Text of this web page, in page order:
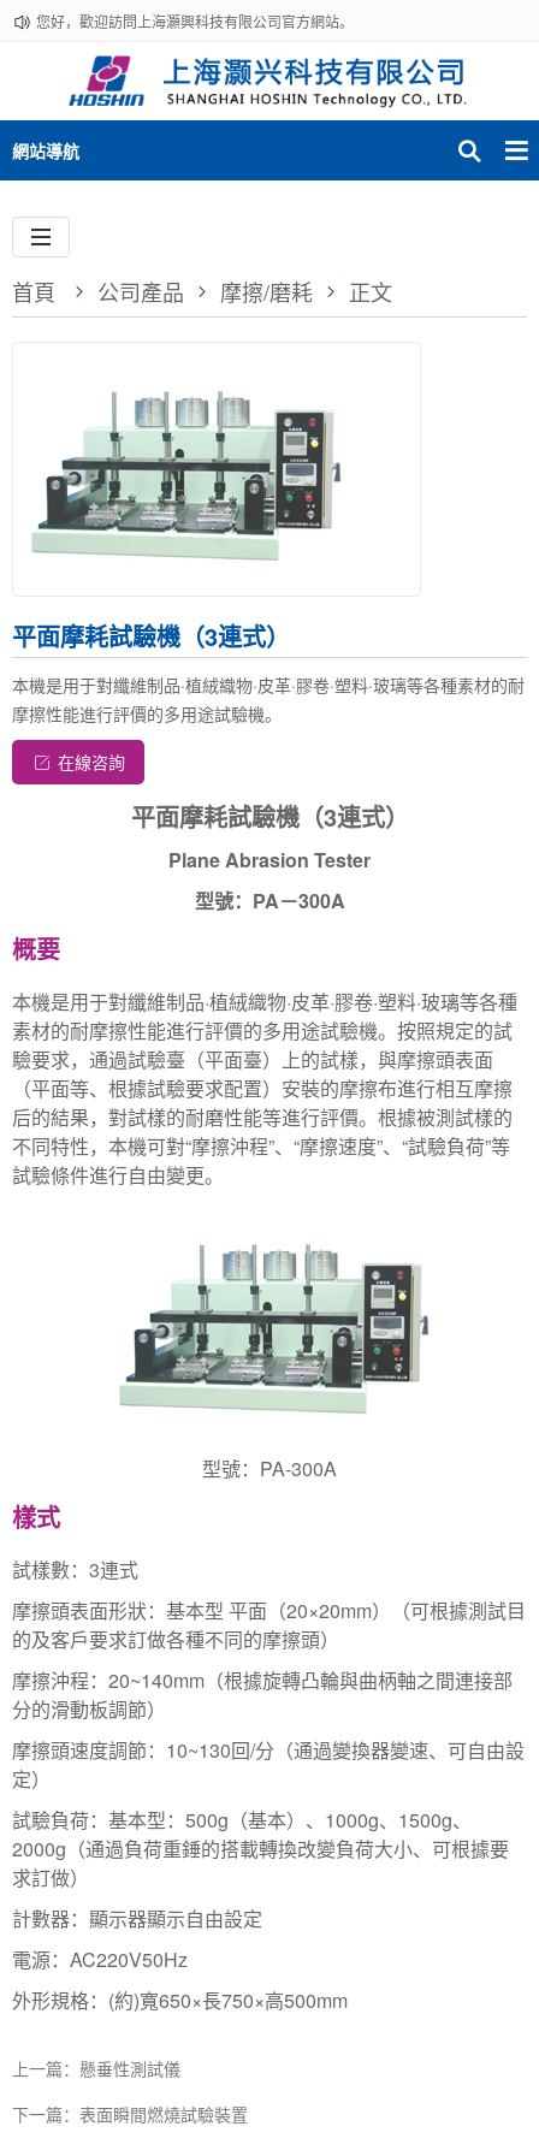
您好，歡迎訪問上海灝興科技有限公司官方網站。
網站導航
首頁 公司產品 摩擦/磨耗 正文
平面摩耗試驗機（3連式）
本機是用于對纖維制品·植絨織物·皮革·膠卷·塑料·玻璃等各種素材的耐
摩擦性能進行評價的多用途試驗機。
在線咨詢
平面摩耗試驗機（3連式）
Plane Abrasion Tester
型號：PA－300A
概要
本機是用于對纖維制品·植絨織物·皮革·膠卷·塑料·玻璃等各種
素材的耐摩擦性能進行評價的多用途試驗機。按照規定的試
驗要求，通過試驗臺（平面臺）上的試樣，與摩擦頭表面
（平面等、根據試驗要求配置）安裝的摩擦布進行相互摩擦
后的結果，對試樣的耐磨性能等進行評價。根據被測試樣的
不同特性，本機可對“摩擦沖程”、“摩擦速度”、“試驗負荷”等
試驗條件進行自由變更。
型號：PA-300A
樣式
試樣數：3連式
摩擦頭表面形狀：基本型 平面（20×20mm）（可根據測試目
的及客戶要求訂做各種不同的摩擦頭）
摩擦沖程：20~140mm（根據旋轉凸輪與曲柄軸之間連接部
分的滑動板調節）
摩擦頭速度調節：10~130回/分（通過變換器變速、可自由設
定）
試驗負荷：基本型：500g（基本）、1000g、1500g、
2000g（通過負荷重錘的搭載轉換改變負荷大小、可根據要
求訂做）
計數器：顯示器顯示自由設定
電源：AC220V50Hz
外形規格：(約)寬650×長750×高500mm
上一篇：懸垂性測試儀
下一篇：表面瞬間燃燒試驗裝置